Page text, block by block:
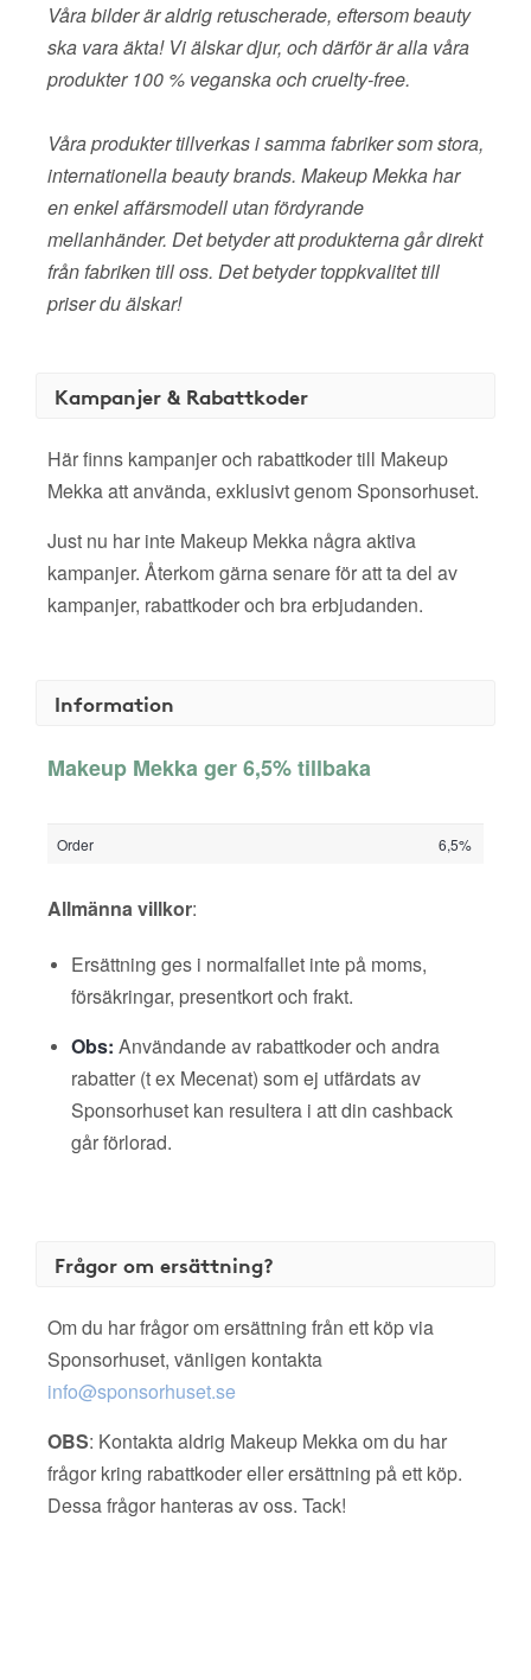
Våra bilder är aldrig retuscherade, eftersom beauty
ska vara äkta! Vi älskar djur, och därför är alla våra
produkter 100 % veganska och cruelty-free.
Våra produkter tillverkas i samma fabriker som stora,
internationella beauty brands. Makeup Mekka har
en enkel affärsmodell utan fördyrande
mellanhänder. Det betyder att produkterna går direkt
från fabriken till oss. Det betyder toppkvalitet till
priser du älskar!
Kampanjer & Rabattkoder
Här finns kampanjer och rabattkoder till Makeup
Mekka att använda, exklusivt genom Sponsorhuset.
Just nu har inte Makeup Mekka några aktiva
kampanjer. Återkom gärna senare för att ta del av
kampanjer, rabattkoder och bra erbjudanden.
Information
Makeup Mekka ger 6,5% tillbaka
Order 6,5%
Allmänna villkor:
Ersättning ges i normalfallet inte på moms,
försäkringar, presentkort och frakt.
Obs: Användande av rabattkoder och andra
rabatter (t ex Mecenat) som ej utfärdats av
Sponsorhuset kan resultera i att din cashback
går förlorad.
Frågor om ersättning?
Om du har frågor om ersättning från ett köp via
Sponsorhuset, vänligen kontakta
info@sponsorhuset.se
OBS: Kontakta aldrig Makeup Mekka om du har
frågor kring rabattkoder eller ersättning på ett köp.
Dessa frågor hanteras av oss. Tack!